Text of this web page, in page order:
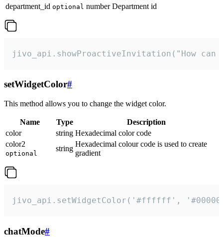
department_id optional number Department id
jivo_api.showProactiveInvitation("How
setWidgetColor#
This method allows you to change the widget color.
Name Type
Description
color
string Hexadecimal color code
color2
optional
string
Hexadecimal colour code is used to create
gradient
jivo_api.setWidgetColor('#ffffff',
chatMode#